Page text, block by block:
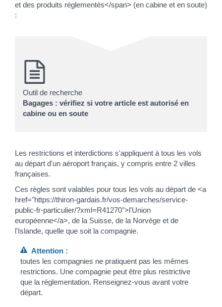
et des produits réglementés</span> (en cabine et en soute)
:
Outil de recherche
Bagages : vérifiez si votre article est autorisé en
cabine ou en soute
Les restrictions et interdictions s'appliquent à tous les vols
au départ d'un aéroport français, y compris entre 2 villes
françaises.
Ces règles sont valables pour tous les vols au départ de <a
href="https://thiron-gardais.fr/vos-demarches/service-
public-fr-particulier/?xml=R41270">l'Union
européenne</a>, de la Suisse, de la Norvège et de
l'Islande, quelle que soit la compagnie.
Attention :
toutes les compagnies ne pratiquent pas les mêmes
restrictions. Une compagnie peut être plus restrictive
que la réglementation. Renseignez-vous avant votre
départ.